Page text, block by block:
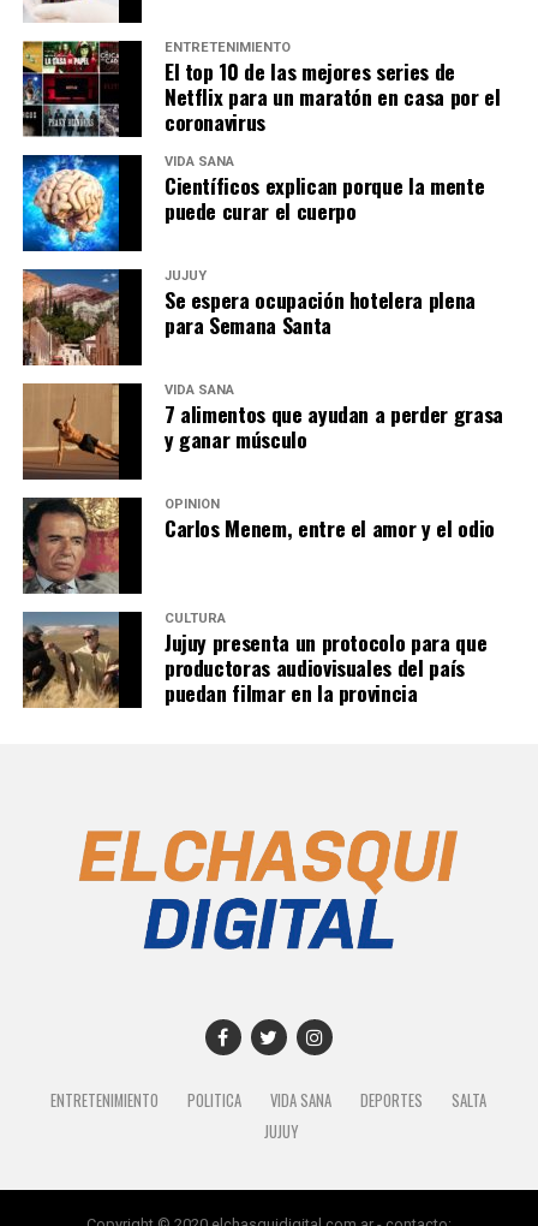
ENTRETENIMIENTO
El top 10 de las mejores series de
Netflix para un maratón en casa por el
coronavirus
VIDA SANA
Científicos explican porque la mente
puede curar el cuerpo
JUJUY
Se espera ocupación hotelera plena
para Semana Santa
VIDA SANA
7 alimentos que ayudan a perder grasa
y ganar músculo
OPINIÓN
Carlos Menem, entre el amor y el odio
CULTURA
Jujuy presenta un protocolo para que
productoras audiovisuales del país
puedan filmar en la provincia
ENTRETENIMIENTO POLITICA VIDA SANA DEPORTES
SALTA
JUJUY